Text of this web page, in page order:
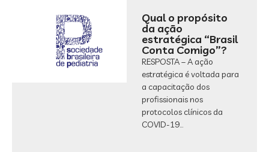
Qual o propósito
da ação
estratégica “Brasil
Conta Comigo”?
RESPOSTA – A ação
estratégica é voltada para
a capacitação dos
profissionais nos
protocolos clínicos da
COVID-19…